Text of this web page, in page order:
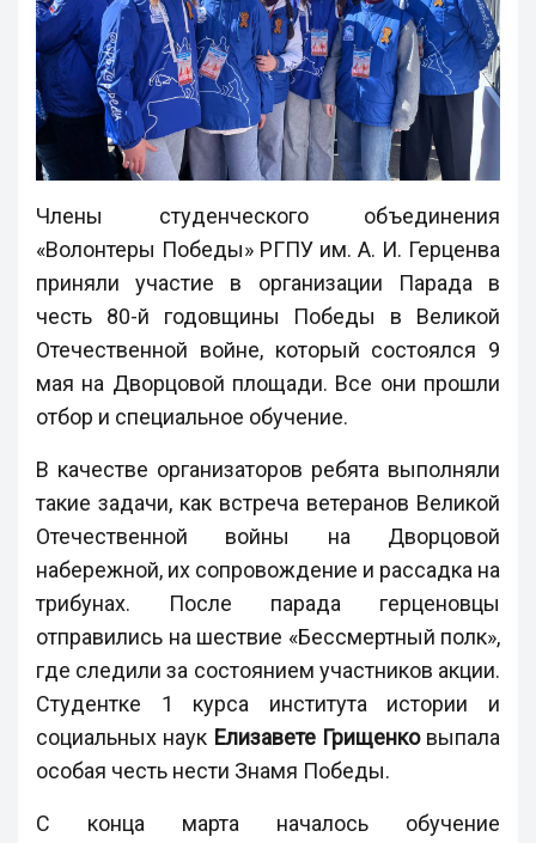
Члены студенческого объединения
«Волонтеры Победы» РГПУ им. А. И. Герценва
приняли участие в организации Парада в
честь 80-й годовщины Победы в Великой
Отечественной войне, который состоялся 9
мая на Дворцовой площади. Все они прошли
отбор и специальное обучение.
В качестве организаторов ребята выполняли
такие задачи, как встреча ветеранов Великой
Отечественной войны на Дворцовой
набережной, их сопровождение и рассадка на
трибунах. После парада герценовцы
отправились на шествие «Бессмертный полк»,
где следили за состоянием участников акции.
Студентке 1 курса института истории и
социальных наук Елизавете Грищенковыпала
особая честь нести Знамя Победы.
С конца марта началось обучение